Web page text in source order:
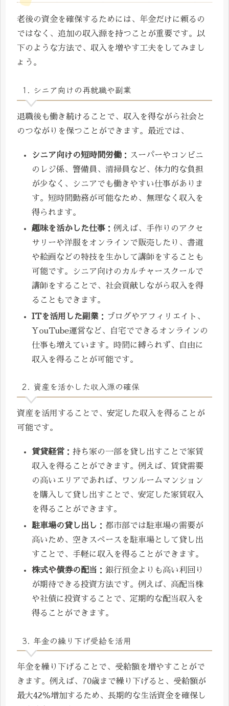
老後の資金を確保するためには、年金だけに頼るの
ではなく、追加の収入源を持つことが重要です。以
下のような方法で、収入を増やす工夫をしてみまし
ょう。
1. シニア向けの再就職や副業
退職後も働き続けることで、収入を得ながら社会と
のつながりを保つことができます。最近では、
シニア向けの短時間労働 ：スーパーやコンビニ
のレジ係、警備員、清掃員など、体力的な負担
が少なく、シニアでも働きやすい仕事がありま
す。短時間勤務が可能なため、無理なく収入を
得られます。
趣味を活かした仕事 ：例えば、手作りのアクセ
サリーや洋服をオンラインで販売したり、書道
や絵画などの特技を生かして講師をすることも
可能です。シニア向けのカルチャースクールで
講師をすることで、社会貢献しながら収入を得
ることもできます。
ITを活用した副業 ：ブログやアフィリエイト、
YouTube運営など、自宅でできるオンラインの
仕事も増えています。時間に縛られず、自由に
収入を得ることが可能です。
2. 資産を活かした収入源の確保
資産を活用することで、安定した収入を得ることが
可能です。
賃貸経営：持ち家の一部を貸し出すことで家賃
収入を得ることができます。例えば、賃貸需要
の高いエリアであれば、ワンルームマンション
を購入して貸し出すことで、安定した家賃収入
を得ることができます。
駐車場の貸し出し ：都市部では駐車場の需要が
高いため、空きスペースを駐車場として貸し出
すことで、手軽に収入を得ることができます。
株式や債券の配当 ：銀行預金よりも高い利回り
が期待できる投資方法です。例えば、高配当株
や社債に投資することで、定期的な配当収入を
得ることができます。
3. 年金の繰り下げ受給を活用
年金を繰り下げることで、受給額を増やすことがで
きます。例えば、70歳まで繰り下げると、受給額が
最大42％増加するため、長期的な生活資金を確保し